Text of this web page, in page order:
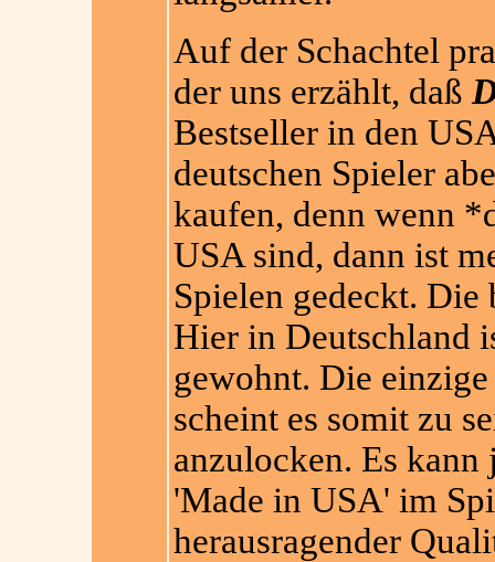
Auf der Schachtel
der uns erzählt, daß
Bestseller in den
deutschen Spieler
kaufen, denn wenn
USA sind, dann ist
Spielen gedeckt. Die
Hier in Deutschland
gewohnt. Die
scheint es somit zu
anzulocken. Es
'Made in USA' im
herausragender